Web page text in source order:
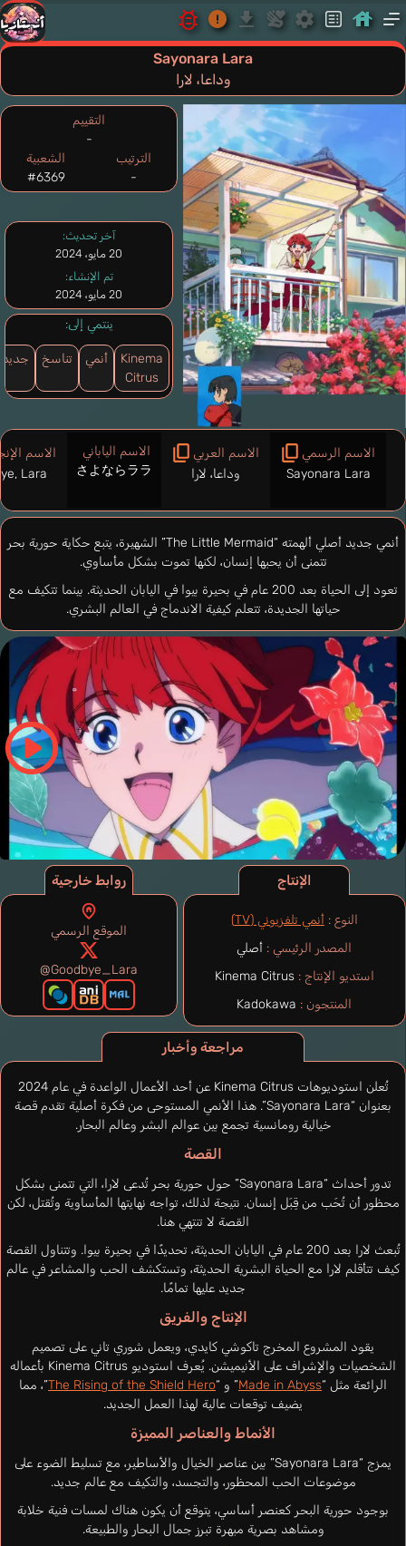
Sayonara Lara
وداعا، لارا
آخر تحديث:
20 مايو، 2024
تم الإنشاء:
20 مايو، 2024
ينتمي إلى:
Kinema
Citrus
أنمي تناسخ جديد
أنمي جديد أصلي ألهمته “The Little Mermaid” الشهيرة، يتبع حكاية حورية بحر
تتمنى أن يحبها إنسان، لكنها تموت بشكل مأساوي.
تعود إلى الحياة بعد 200 عام في بحيرة بيوا في اليابان الحديثة. بينما تتكيف مع
حياتها الجديدة، تتعلم كيفية الاندماج في العالم البشري.
الاسم الرسمي
Sayonara Lara
الاسم العربي
وداعا، لارا
الاسم الياباني
さよならララ
الاسم
Lara
مراجعة وأخبار
تُعلن استوديوهات Kinema Citrus عن أحد الأعمال الواعدة في عام 2024
بعنوان “Sayonara Lara”. هذا الأنمي المستوحى من فكرة أصلية تقدم قصة
خيالية رومانسية تجمع بين عوالم البشر وعالم البحار.
القصة
تدور أحداث “Sayonara Lara” حول حورية بحر تُدعى لارا، التي تتمنى بشكل
محظور أن تُحَب من قِبَل إنسان. نتيجة لذلك، تواجه نهايتها المأساوية وتُقتل، لكن
القصة لا تنتهي هنا.
تُبعث لارا بعد 200 عام في اليابان الحديثة، تحديدًا في بحيرة بيوا. وتتناول القصة
كيف تتأقلم لارا مع الحياة البشرية الحديثة، وتستكشف الحب والمشاعر في عالم
جديد عليها تمامًا.
الإنتاج والفريق
يقود المشروع المخرج تاكوشي كايدي، ويعمل شوري تاني على تصميم
الشخصيات والإشراف على الأنيميشن. يُعرف استوديو Kinema Citrus بأعماله
الرائعة مثل “Made in Abyss” و “The Rising of the Shield Hero”، مما
يضيف توقعات عالية لهذا العمل الجديد.
الأنماط والعناصر المميزة
يمزج “Sayonara Lara” بين عناصر الخيال والأساطير، مع تسليط الضوء على
موضوعات الحب المحظور، والتجسد، والتكيف مع عالم جديد.
بوجود حورية البحر كعنصر أساسي، يتوقع أن يكون هناك لمسات فنية خلابة
ومشاهد بصرية مبهرة تبرز جمال البحار والطبيعة.
الإنتاج
النوع :أنمي تلفزيوني (TV)
المصدر الرئيسي : أصلي
استديو الإنتاج : Kinema Citrus
المنتجون :
التقييم
-
الترتيب
-
الشعبية
#6369
روابط خارجية
الموقع الرسمي
@Goodbye_Lara